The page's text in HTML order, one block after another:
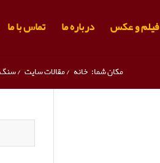
فیلم و عکس درباره ما تماس با ما
مکان شما: خانه /مقالات سایت /سنگ